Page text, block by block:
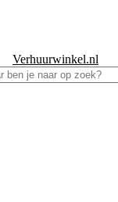
Verhuurwinkel.nl